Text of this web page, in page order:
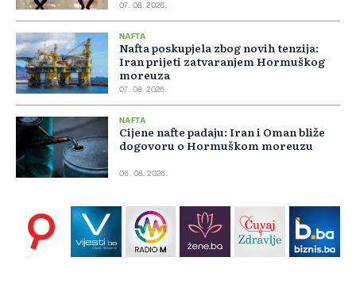
07. 08. 2026.
NAFTA
Nafta poskupjela zbog novih tenzija:
Iran prijeti zatvaranjem Hormuškog
moreuza
07. 08. 2026.
NAFTA
Cijene nafte padaju: Iran i Oman bliže
dogovoru o Hormuškom moreuzu
06. 08. 2026.